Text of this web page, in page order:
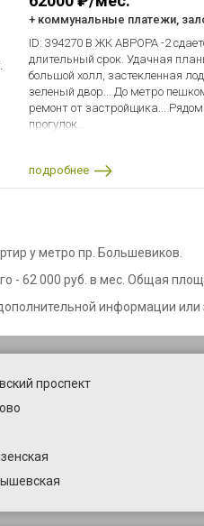
+ коммунальные платежи,
ID: 394270 В ЖК АВРОРА -2
длительный срок. Удачная
большой холл, застекленная
зеленый двор... До метро
ремонт от застройщика...
прогулок...
подробнее
у метро пр. Большевиков.
- 62 000 руб. в мес. Общая
информации или
проспект